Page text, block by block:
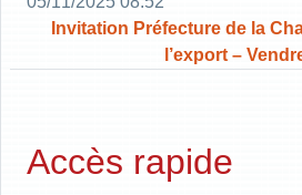
Invitation Préfecture de la
l’export –
Accès rapide